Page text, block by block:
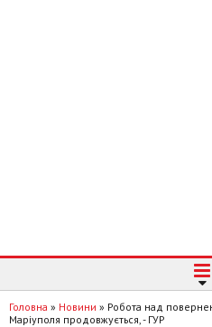
Головна » Новини » Робота над
Маріуполя продовжується, - ГУР